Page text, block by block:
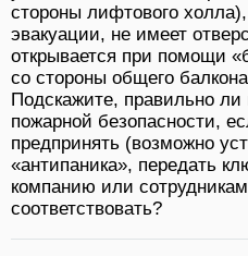
стороны лифтового
эвакуации, не имеет
открывается при помощи
со стороны общего
Подскажите, правильно ли
пожарной безопасности,
предпринять (возможно
«антипаника», передать
компанию или
соответствовать?